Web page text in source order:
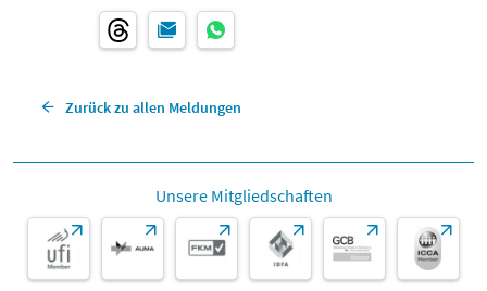
Zurück zu allen Meldungen
Unsere Mitgliedschaften